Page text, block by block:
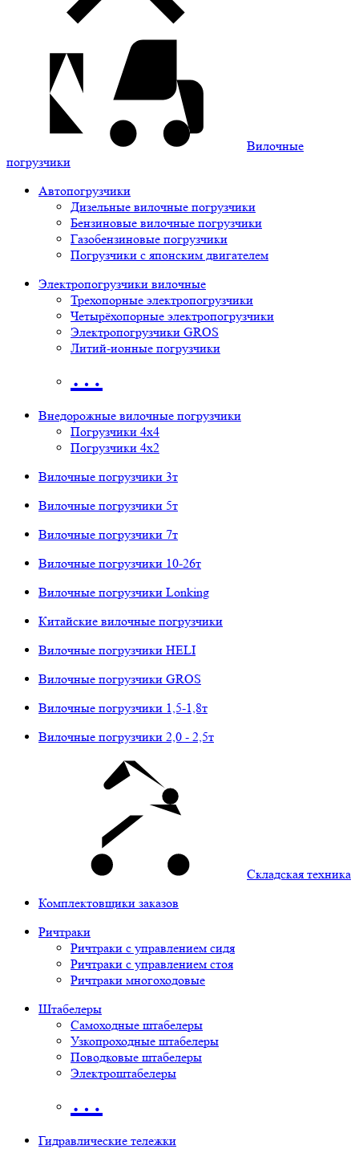
Вилочные
погрузчики
Автопогрузчики
Дизельные вилочные погрузчики
Бензиновые вилочные погрузчики
Газобензиновые погрузчики
Погрузчики с японским двигателем
Электропогрузчики вилочные
Трехопорные электропогрузчики
Четырёхопорные электропогрузчики
Электропогрузчики GROS
Литий-ионные погрузчики
…
Внедорожные вилочные погрузчики
Погрузчики 4х4
Погрузчики 4х2
Вилочные погрузчики 3т
Вилочные погрузчики 5т
Вилочные погрузчики 7т
Вилочные погрузчики 10-26т
Вилочные погрузчики Lonking
Китайские вилочные погрузчики
Вилочные погрузчики HELI
Вилочные погрузчики GROS
Вилочные погрузчики 1,5-1,8т
Вилочные погрузчики 2,0 - 2,5т
Складская техника
Комплектовщики заказов
Ричтраки
Ричтраки с управлением сидя
Ричтраки с управлением стоя
Ричтраки многоходовые
Штабелеры
Самоходные штабелеры
Узкопроходные штабелеры
Поводковые штабелеры
Электроштабелеры
…
Гидравлические тележки